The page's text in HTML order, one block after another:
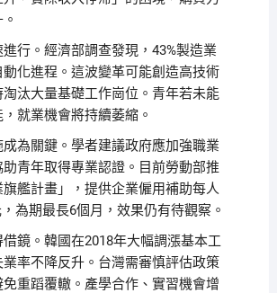
行。經濟部調查發現，43%製造業
化進程。這波變革可能創造高技術
汰大量基礎工作崗位。青年若未能
就業機會將持續萎縮。
為關鍵。學者建議政府應加強職業
青年取得專業認證。目前勞動部推
艦計畫」，提供企業僱用補助每人
為期最長6個月，效果仍有待觀察。
借鏡。韓國在2018年大幅調漲基本工
率不降反升。台灣需審慎評估政策
重蹈覆轍。產學合作、實習機會增